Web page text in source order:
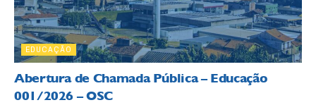
EDUCAÇÃO
Abertura de Chamada Pública – Educação
001/2026 – OSC